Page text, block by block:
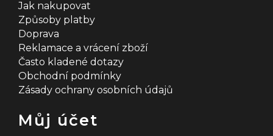
Jak nakupovat
Způsoby platby
Doprava
Reklamace a vrácení zboží
Často kladené dotazy
Obchodní podmínky
Zásady ochrany osobních údajů
Můj účet